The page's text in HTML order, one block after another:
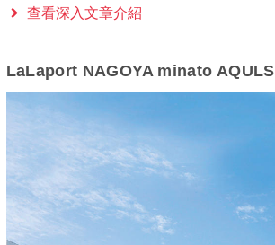
查看深入文章介紹
LaLaport NAGOYA minato AQULS